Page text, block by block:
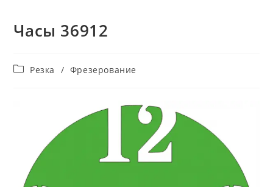
Часы 36912
Рубрика
Резка / Фрезерование